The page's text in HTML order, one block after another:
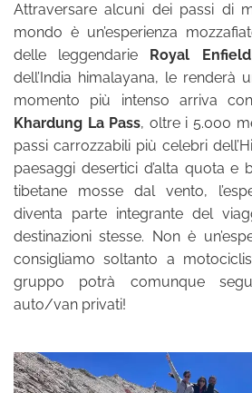
Attraversare alcuni dei passi di
mondo è un’esperienza
delle leggendarie Royal Enfield
dell’India himalayana, le renderà
momento più intenso arriva
Khardung La Pass, oltre i 5.000
passi carrozzabili più celebri
paesaggi desertici d’alta quota e
tibetane mosse dal vento,
diventa parte integrante del
destinazioni stesse. Non è
consigliamo soltanto a
gruppo potrà comunque
auto/van privati!